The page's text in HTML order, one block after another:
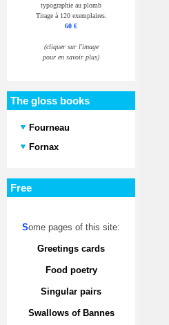
typographie au plomb
Tirage à 120 exemplaires.
60 €
(cliquer sur l'image
pour en savoir plus)
The gloss books
Fourneau
Fornax
Free
Some pages of this site:
Greetings cards
Food poetry
Singular pairs
Swallows of Bannes